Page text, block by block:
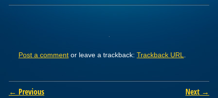
Post a commentor leave a trackback: Trackback URL.
← Previous Next →